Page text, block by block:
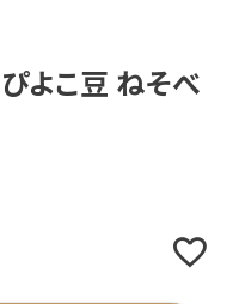
よこ豆 ねそべ